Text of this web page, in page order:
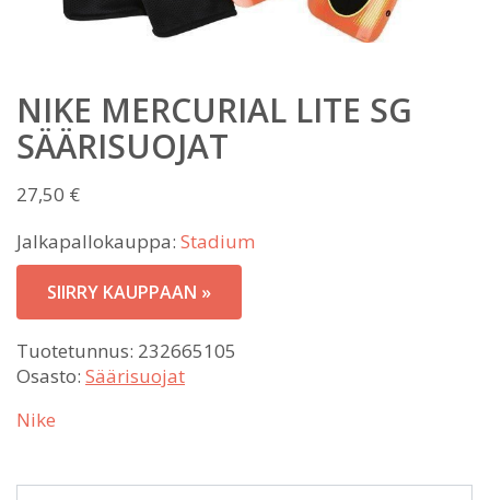
NIKE MERCURIAL LITE SG
SÄÄRISUOJAT
27,50 €
Jalkapallokauppa: Stadium
SIIRRY KAUPPAAN »
Tuotetunnus: 232665105
Osasto: Säärisuojat
Nike